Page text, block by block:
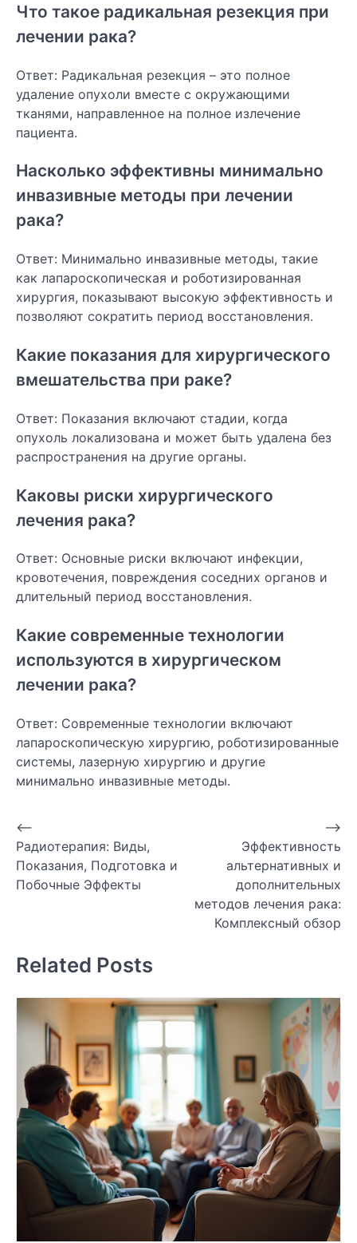
Что такое радикальная резекция при
лечении рака?
Ответ: Радикальная резекция – это полное
удаление опухоли вместе с окружающими
тканями, направленное на полное излечение
пациента.
Насколько эффективны минимально
инвазивные методы при лечении
рака?
Ответ: Минимально инвазивные методы, такие
как лапароскопическая и роботизированная
хирургия, показывают высокую эффективность и
позволяют сократить период восстановления.
Какие показания для хирургического
вмешательства при раке?
Ответ: Показания включают стадии, когда
опухоль локализована и может быть удалена без
распространения на другие органы.
Каковы риски хирургического
лечения рака?
Ответ: Основные риски включают инфекции,
кровотечения, повреждения соседних органов и
длительный период восстановления.
Какие современные технологии
используются в хирургическом
лечении рака?
Ответ: Современные технологии включают
лапароскопическую хирургию, роботизированные
системы, лазерную хирургию и другие
минимально инвазивные методы.
Навигация
по
записям
⟵
Радиотерапия: Виды,
Показания, Подготовка и
Побочные Эффекты
Эффективность
альтернативных и
дополнительных
методов лечения рака:
Комплексный обзор
⟶
Related Posts